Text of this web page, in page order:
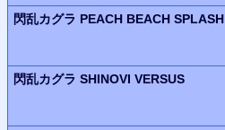
閃乱カグラ PEACH BEACH SPLASH
閃乱カグラ SHINOVI VERSUS